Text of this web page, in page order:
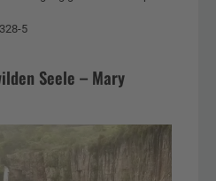
5
Seele – Mary